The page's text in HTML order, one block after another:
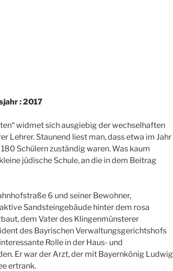
: 2017
widmet sich ausgiebig der wechselhaften
Lehrer. Staunend liest man, dass etwa im Jahr
Schülern zuständig waren. Was kaum
jüdische Schule, an die in dem Beitrag
6 und seiner Bewohner,
Sandsteingebäude hinter dem rosa
dem Vater des Klingenmünsterer
des Bayrischen Verwaltungsgerichtshofs
Rolle in der Haus- und
Er war der Arzt, der mit Bayernkönig Ludwig
ertrank.